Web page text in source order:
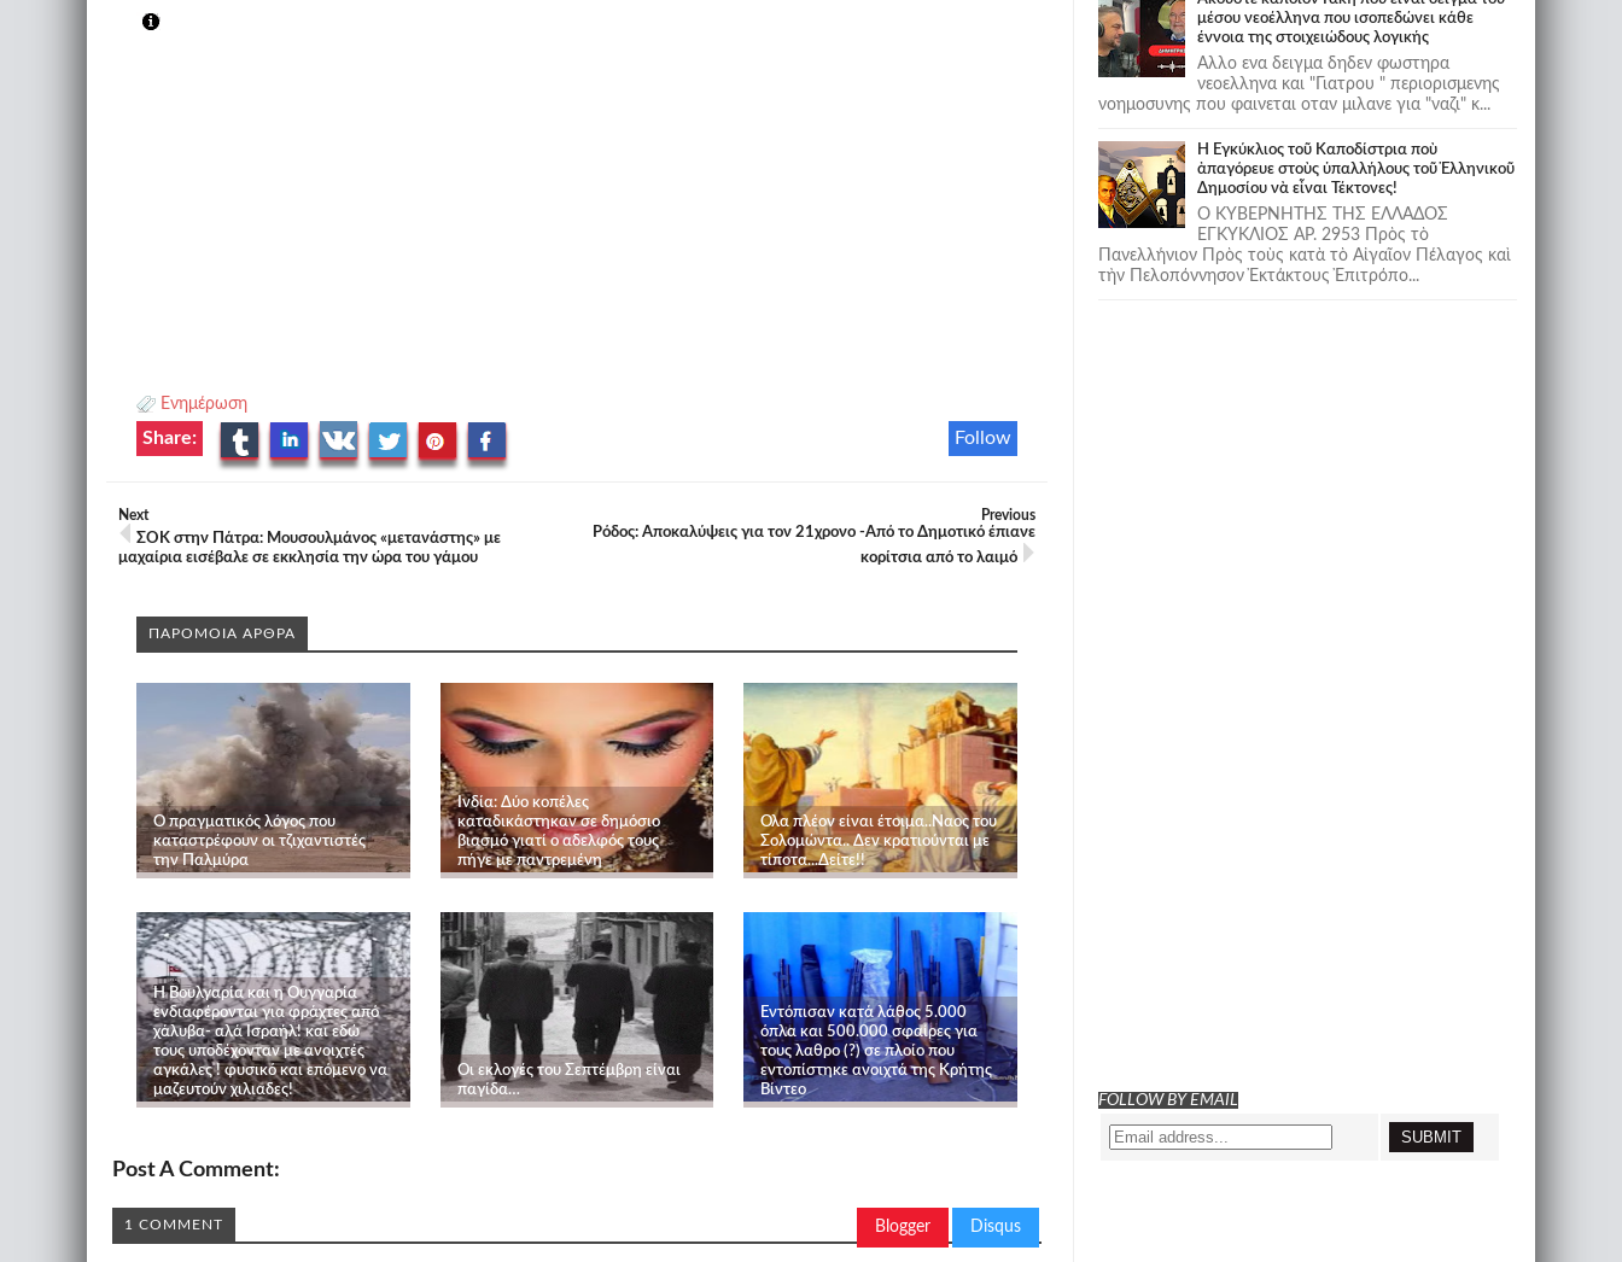
Ενημέρωση
Follow
Share:
Next
ΣΟΚ στην Πάτρα: Mουσουλμάνος «μετανάστης» με
μαχαίρια εισέβαλε σε εκκλησία την ώρα του γάμου
Previous
Ρόδος: Αποκαλύψεις για τον 21χρονο -Από το Δημοτικό έπιανε
κορίτσια από το λαιμό
ΠΑΡΟΜΟΙΑ ΑΡΘΡΑ
Ο πραγματικός λόγος που
καταστρέφουν οι τζιχαντιστές
την Παλμύρα
Ινδία: Δύο κοπέλες
καταδικάστηκαν σε δημόσιο
βιασμό γιατί ο αδελφός τους
πήγε με παντρεμένη
Ολα πλέον είναι έτοιμα..Ναος του
Σολομώντα.. Δεν κρατιούνται με
τίποτα...Δείτε!!
Η Βουλγαρία και η Ουγγαρία
ενδιαφέρονται για φράχτες από
χάλυβα- αλά Ισραήλ! και εδώ
τους υποδέχονταν με ανοιχτές
αγκάλες ! φυσικό και επόμενο να
μαζευτούν χιλιαδες!
Οι εκλογές του Σεπτέμβρη είναι
παγίδα…
Εντόπισαν κατά λάθος 5.000
όπλα και 500.000 σφαίρες για
τους λαθρο (?) σε πλοίο που
εντοπίστηκε ανοιχτά της Κρήτης
Βίντεο
Post A Comment:
Blogger Disqus
1 COMMENT
μέσου νεοέλληνα που ισοπεδώνει κάθε
έννοια της στοιχειώδους λογικής
Αλλο ενα δειγμα δηδεν φωστηρα
νεοελληνα και "Γιατρου " περιορισμενης
νοημοσυνης που φαινεται οταν μιλανε για "ναζι" κ...
Ἡ Ἐγκύκλιος τοῦ Καποδίστρια ποὺ
ἀπαγόρευε στοὺς ὑπαλλήλους τοῦ Ἑλληνικοῦ
Δημοσίου νὰ εἶναι Τέκτονες!
Ο ΚΥΒΕΡΝΗΤΗΣ ΤΗΣ ΕΛΛΑΔΟΣ
ΕΓΚΥΚΛΙΟΣ ΑΡ. 2953 Πρὸς τὸ
Πανελλήνιον Πρὸς τοὺς κατὰ τὸ Αἰγαῖον Πέλαγος καὶ
τὴν Πελοπόννησον Ἐκτάκτους Ἐπιτρόπο...
FOLLOW BY EMAIL